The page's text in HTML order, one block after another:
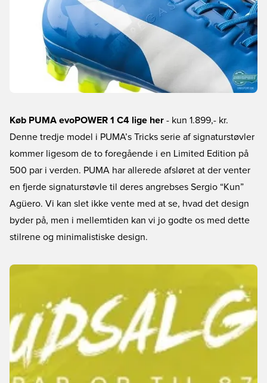
Køb PUMA evoPOWER 1 C4 lige her - kun 1.899,- kr.
Denne tredje model i PUMA’s Tricks serie af signaturstøvler
kommer ligesom de to foregående i en Limited Edition på
500 par i verden. PUMA har allerede afsløret at der venter
en fjerde signaturstøvle til deres angrebses Sergio “Kun”
Agüero. Vi kan slet ikke vente med at se, hvad det design
byder på, men i mellemtiden kan vi jo godte os med dette
stilrene og minimalistiske design.